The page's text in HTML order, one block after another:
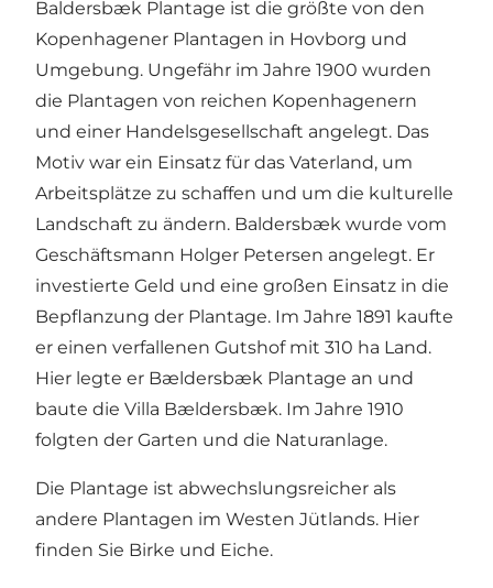
Baldersbæk Plantage ist die größte von den
Kopenhagener Plantagen in Hovborg und
Umgebung. Ungefähr im Jahre 1900 wurden
die Plantagen von reichen Kopenhagenern
und einer Handelsgesellschaft angelegt. Das
Motiv war ein Einsatz für das Vaterland, um
Arbeitsplätze zu schaffen und um die kulturelle
Landschaft zu ändern. Baldersbæk wurde vom
Geschäftsmann Holger Petersen angelegt. Er
investierte Geld und eine großen Einsatz in die
Bepflanzung der Plantage. Im Jahre 1891 kaufte
er einen verfallenen Gutshof mit 310 ha Land.
Hier legte er Bældersbæk Plantage an und
baute die Villa Bældersbæk. Im Jahre 1910
folgten der Garten und die Naturanlage.
Die Plantage ist abwechslungsreicher als
andere Plantagen im Westen Jütlands. Hier
finden Sie Birke und Eiche.